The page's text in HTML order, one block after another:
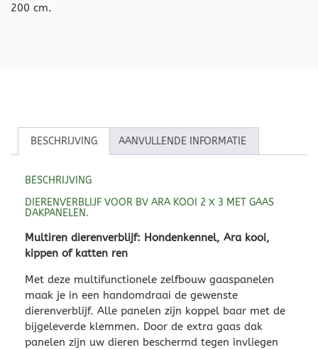
200 cm.
BESCHRIJVING AANVULLENDE INFORMATIE
BESCHRIJVING
DIERENVERBLIJF VOOR BV ARA KOOI 2 X 3 MET GAAS
DAKPANELEN.
Multiren dierenverblijf: Hondenkennel, Ara kooi,
kippen of katten ren
Met deze multifunctionele zelfbouw gaaspanelen
maak je in een handomdraai de gewenste
dierenverblijf. Alle panelen zijn koppel baar met de
bijgeleverde klemmen. Door de extra gaas dak
panelen zijn uw dieren beschermd tegen invliegen